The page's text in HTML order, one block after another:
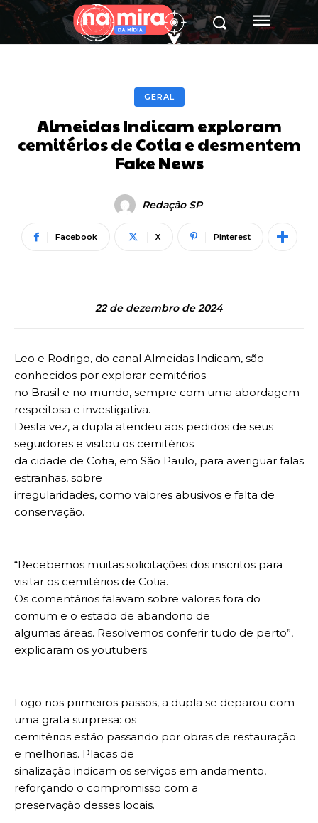
GERAL
Almeidas Indicam exploram
cemitérios de Cotia e desmentem
Fake News
Redação SP
Facebook X Pinterest
22 de dezembro de 2024
Leo e Rodrigo, do canal Almeidas Indicam, são
conhecidos por explorar cemitérios
no Brasil e no mundo, sempre com uma abordagem
respeitosa e investigativa.
Desta vez, a dupla atendeu aos pedidos de seus
seguidores e visitou os cemitérios
da cidade de Cotia, em São Paulo, para averiguar falas
estranhas, sobre
irregularidades, como valores abusivos e falta de
conservação.
“Recebemos muitas solicitações dos inscritos para
visitar os cemitérios de Cotia.
Os comentários falavam sobre valores fora do
comum e o estado de abandono de
algumas áreas. Resolvemos conferir tudo de perto”,
explicaram os youtubers.
Logo nos primeiros passos, a dupla se deparou com
uma grata surpresa: os
cemitérios estão passando por obras de restauração
e melhorias. Placas de
sinalização indicam os serviços em andamento,
reforçando o compromisso com a
preservação desses locais.